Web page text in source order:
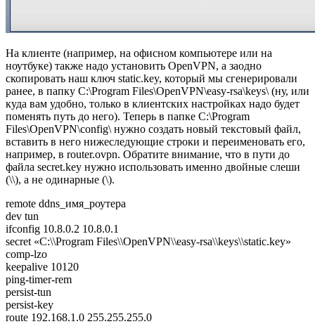
На клиенте (например, на офисном компьютере или на
ноутбуке) также надо установить OpenVPN, а заодно
скопировать наш ключ static.key, который мы сгенерировали
ранее, в папку C:\Program Files\OpenVPN\easy-rsa\keys\ (ну, или
куда вам удобно, только в клиентских настройках надо будет
поменять путь до него). Теперь в папке C:\Program
Files\OpenVPN\config\ нужно создать новый текстовый файл,
вставить в него нижеследующие строки и переименовать его,
например, в router.ovpn. Обратите внимание, что в пути до
файла secret.key нужно использовать именно двойные слеши
(\\), а не одинарные (\).
remote ddns_имя_роутера
dev tun
ifconfig 10.8.0.2 10.8.0.1
secret «C:\\Program Files\\OpenVPN\\easy-rsa\\keys\\static.key»
comp-lzo
keepalive 10120
ping-timer-rem
persist-tun
persist-key
route 192.168.1.0 255.255.255.0